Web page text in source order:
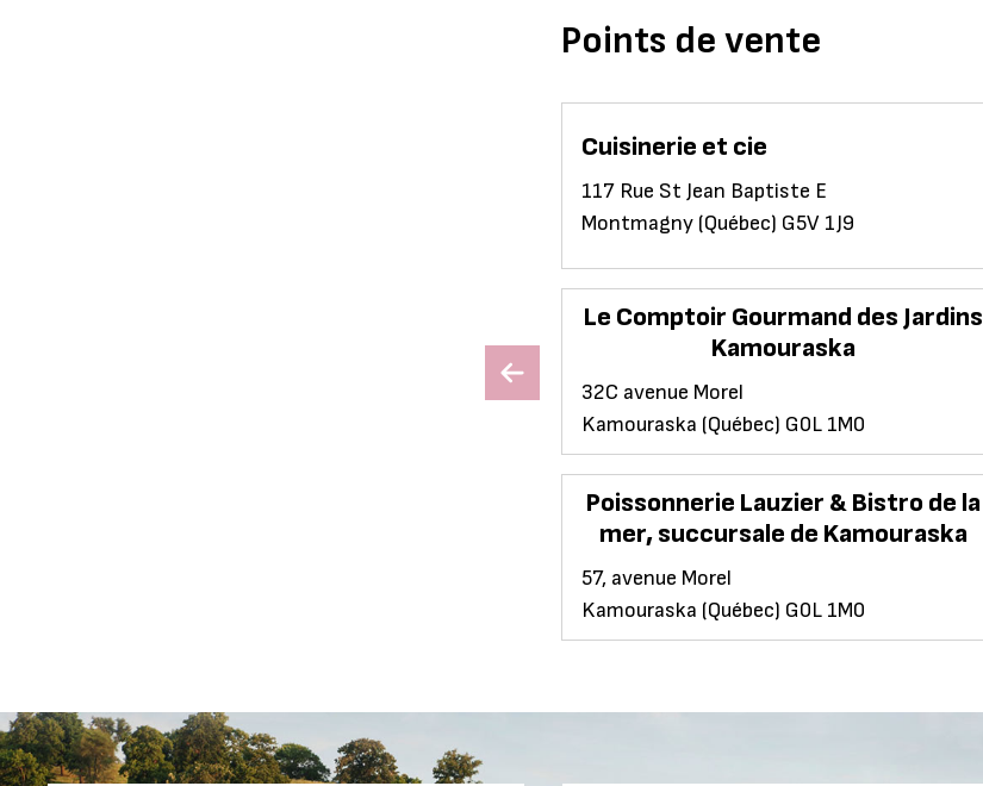
Points de vente
Cuisinerie et cie
117 Rue St Jean Baptiste E
Montmagny (Québec) G5V 1J9
Le Comptoir Gourmand des Jardins
Kamouraska
32C avenue Morel
Kamouraska (Québec) G0L 1M0
Poissonnerie Lauzier & Bistro de la
mer, succursale de Kamouraska
57, avenue Morel
Kamouraska (Québec) G0L 1M0